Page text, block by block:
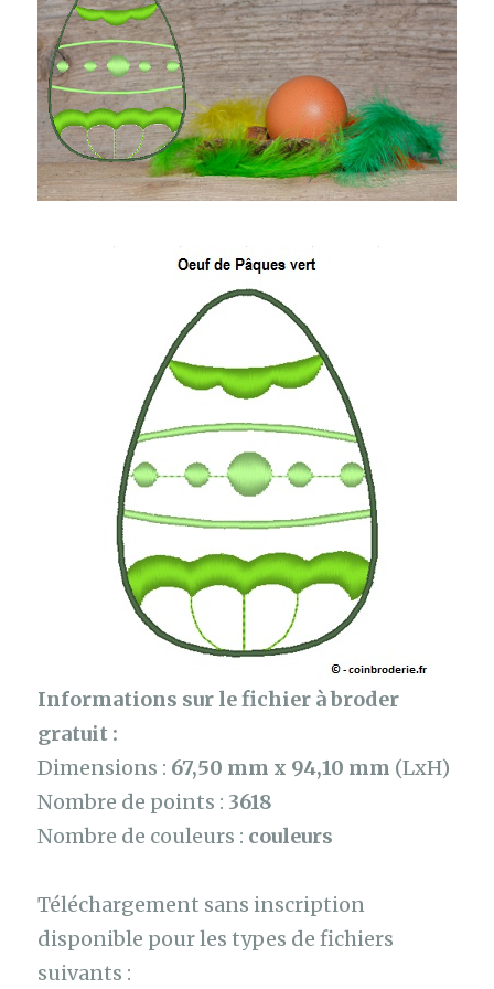
Informations sur le fichier à broder
gratuit :
Dimensions : 67,50 mm x 94,10 mm (LxH)
Nombre de points : 3618
Nombre de couleurs : couleurs
Téléchargement sans inscription
disponible pour les types de fichiers
suivants :